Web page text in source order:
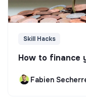
Skill Hacks
How to finance
Fabien